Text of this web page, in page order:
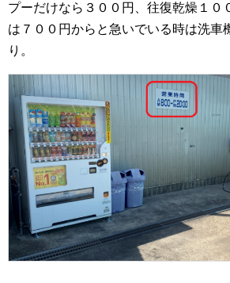
プーだけなら３００円、往復乾燥１０
は７００円からと急いでいる時は洗車
り。